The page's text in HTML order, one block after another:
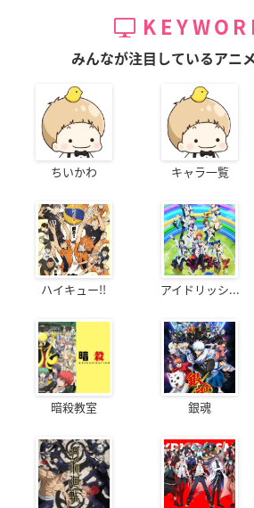
みんなが注目しているアニ
ちいかわ キャラ一覧
ハイキュー!! アイドリッシ...
暗殺教室 銀魂